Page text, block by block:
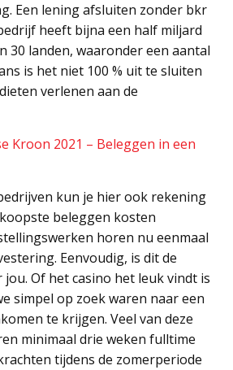
Een lening afsluiten zonder bkr
heeft bijna een half miljard
30 landen, waaronder een aantal
is het niet 100 % uit te sluiten
verlenen aan de
Kroon 2021 – Beleggen in een
kun je hier ook rekening
beleggen kosten
horen nu eenmaal
Eenvoudig, is dit de
Of het casino het leuk vindt is
simpel op zoek waren naar een
te krijgen. Veel van deze
minimaal drie weken fulltime
tijdens de zomerperiode